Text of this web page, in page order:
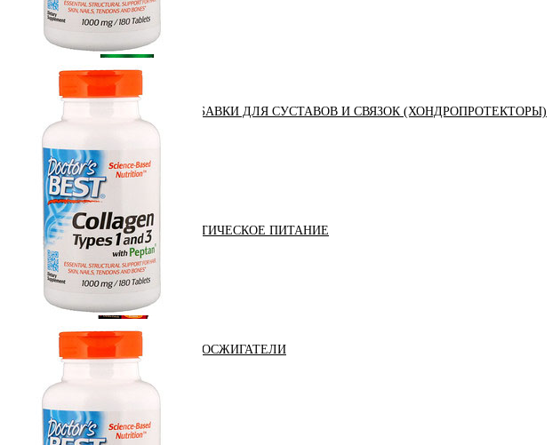
ДОБАВКИ ДЛЯ СУСТАВОВ И СВЯЗОК (ХОНДРОПРОТЕКТОРЫ)
ДИЕТИЧЕСКОЕ ПИТАНИЕ
ЖИРОСЖИГАТЕЛИ